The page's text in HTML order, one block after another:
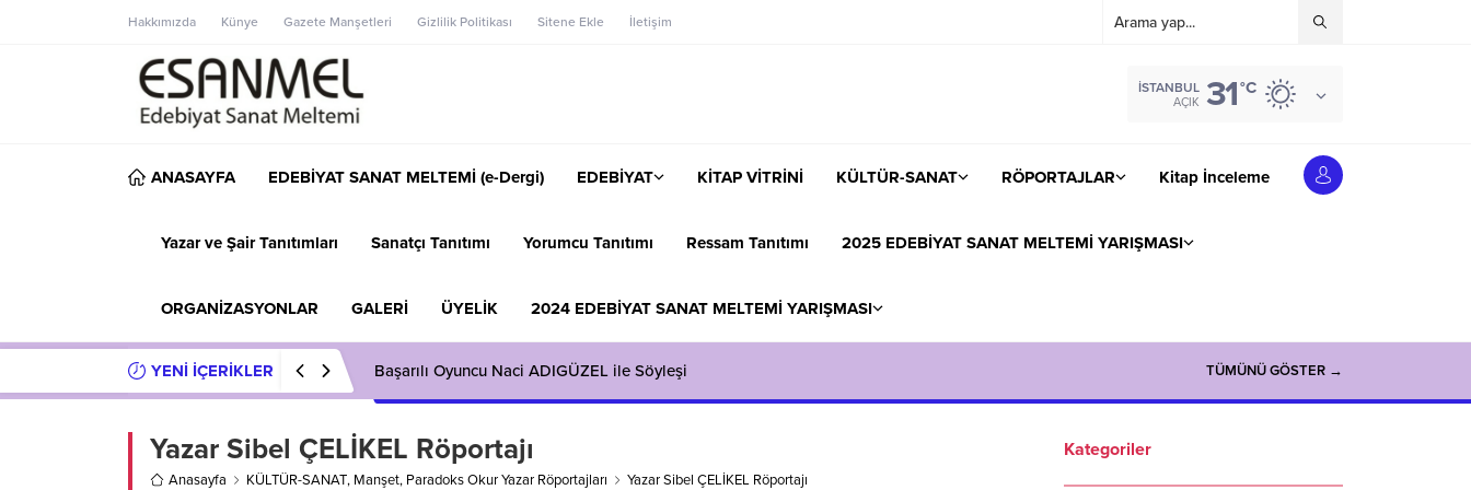
Hakkımızda Künye Gazete Manşetleri Gizlilik Politikası Sitene Ekle İletişim
İSTANBUL
AÇIK 31°C
ANASAYFA EDEBİYAT SANAT MELTEMİ (e-Dergi) EDEBİYAT KİTAP VİTRİNİ KÜLTÜR-SANAT RÖPORTAJLAR Kitap İnceleme
Yazar ve Şair Tanıtımları Sanatçı Tanıtımı Yorumcu Tanıtımı Ressam Tanıtımı 2025 EDEBİYAT SANAT MELTEMİ YARIŞMASI
ORGANİZASYONLAR GALERİ ÜYELİK 2024 EDEBİYAT SANAT MELTEMİ YARIŞMASI
YENİ İÇERİKLER Başarılı Oyuncu Naci ADIGÜZEL ile Söyleşi TÜMÜNÜ GÖSTER →
Yazar Sibel ÇELİKEL Röportajı
Anasayfa KÜLTÜR-SANAT, Manşet, Paradoks Okur Yazar Röportajları Yazar Sibel ÇELİKEL Röportajı
Kategoriler